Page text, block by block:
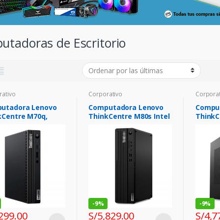
de Escritorio
Lenovo
M70q,
8GB DDR4-2933
Corporativo
Computadora Lenovo
ThinkCentre M80s Intel
4.8GHz 16GB DDR4-2933
-9%
S/5,829.00
3200
-9%
S/